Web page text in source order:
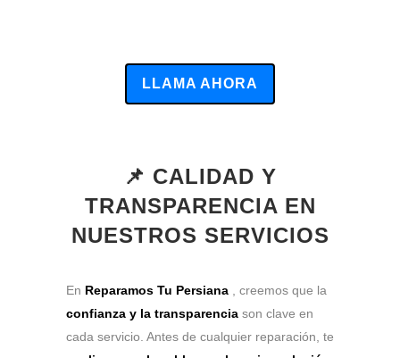
LLAMA AHORA
📌 CALIDAD Y
TRANSPARENCIA EN
NUESTROS SERVICIOS
En Reparamos Tu Persiana , creemos que la
confianza y la transparencia son clave en
cada servicio. Antes de cualquier reparación, te